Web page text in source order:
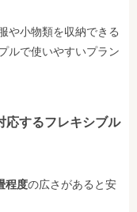
や小物類を収納できる
ルで使いやすいプラン
応するフレキシブル
程度の広さがあると安